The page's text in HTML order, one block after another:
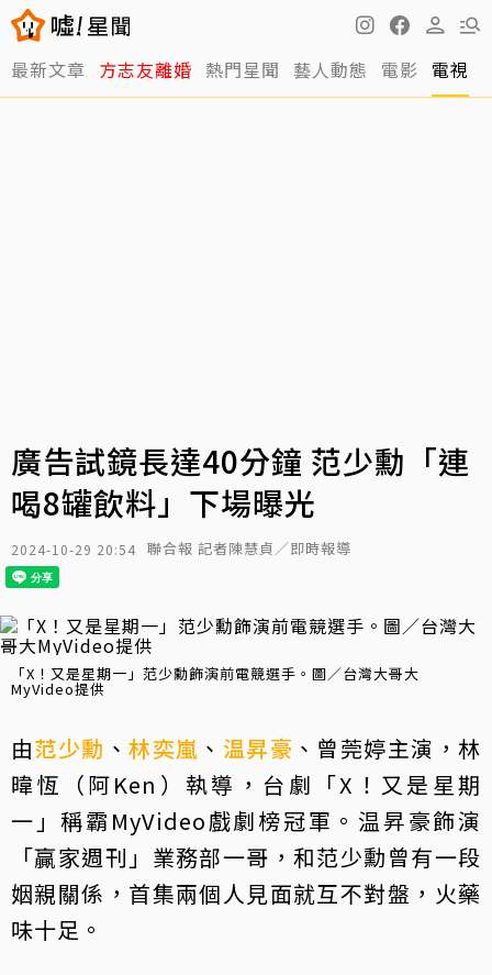
最新文章 方志友離婚 熱門星聞 藝人動態 電影 電視
廣告試鏡長達40分鐘 范少勳「連
喝8罐飲料」下場曝光
2024-10-29 20:54 聯合報 記者陳慧貞／即時報導
「X！又是星期一」范少勳飾演前電競選手。圖／台灣大哥大
MyVideo提供
由范少勳 、林奕嵐 、 温昇豪 、曾莞婷主演，林
暐恆（阿Ken）執導，台劇「X！又是星期
一」稱霸MyVideo戲劇榜冠軍。温昇豪飾演
「贏家週刊」業務部一哥，和范少勳曾有一段
姻親關係，首集兩個人見面就互不對盤，火藥
味十足。